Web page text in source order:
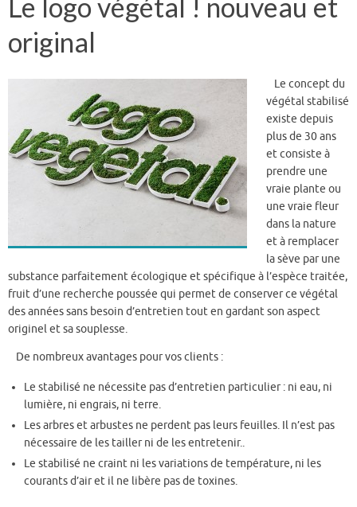
Le logo végétal ! nouveau et
original
Le concept du
végétal stabilisé
existe depuis
plus de 30 ans
et consiste à
prendre une
vraie plante ou
une vraie fleur
dans la nature
et à remplacer
la sève par une
substance parfaitement écologique et spécifique à l’espèce traitée,
fruit d’une recherche poussée qui permet de conserver ce végétal
des années sans besoin d’entretien tout en gardant son aspect
originel et sa souplesse.
De nombreux avantages pour vos clients :
Le stabilisé ne nécessite pas d’entretien particulier : ni eau, ni
lumière, ni engrais, ni terre.
Les arbres et arbustes ne perdent pas leurs feuilles. Il n’est pas
nécessaire de les tailler ni de les entretenir..
Le stabilisé ne craint ni les variations de température, ni les
courants d’air et il ne libère pas de toxines.